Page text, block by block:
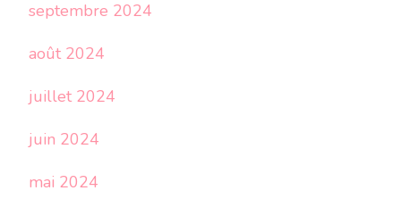
septembre 2024
août 2024
juillet 2024
juin 2024
mai 2024